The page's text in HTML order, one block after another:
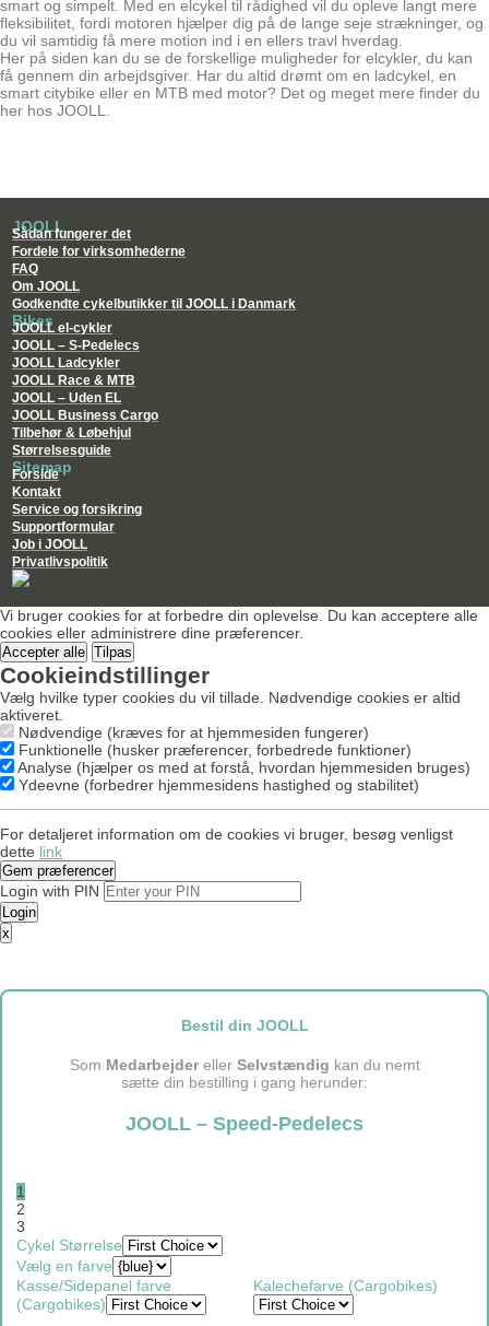
smart og simpelt. Med en elcykel til rådighed vil du opleve langt mere
fleksibilitet, fordi motoren hjælper dig på de lange seje strækninger, og
du vil samtidig få mere motion ind i en ellers travl hverdag.
Her på siden kan du se de forskellige muligheder for elcykler, du kan
få gennem din arbejdsgiver. Har du altid drømt om en ladcykel, en
smart citybike eller en MTB med motor? Det og meget mere finder du
her hos JOOLL.
JOOLL
Sådan fungerer det
Fordele for virksomhederne
FAQ
Om JOOLL
Godkendte cykelbutikker til JOOLL i Danmark
Bikes
JOOLL el-cykler
JOOLL – S-Pedelecs
JOOLL Ladcykler
JOOLL Race & MTB
JOOLL – Uden EL
JOOLL Business Cargo
Tilbehør & Løbehjul
Størrelsesguide
Sitemap
Forside
Kontakt
Service og forsikring
Supportformular
Job i JOOLL
Privatlivspolitik
Vi bruger cookies for at forbedre din oplevelse. Du kan acceptere alle
cookies eller administrere dine præferencer.
Accepter alle Tilpas
Cookieindstillinger
Vælg hvilke typer cookies du vil tillade. Nødvendige cookies er altid
aktiveret.
Nødvendige (kræves for at hjemmesiden fungerer)
Funktionelle (husker præferencer, forbedrede funktioner)
Analyse (hjælper os med at forstå, hvordan hjemmesiden bruges)
Ydeevne (forbedrer hjemmesidens hastighed og stabilitet)
For detaljeret information om de cookies vi bruger, besøg venligst
dette link
Gem præferencer
Login with PIN
Login
x
Bestil din JOOLL
Som Medarbejdereller Selvstændig kan du nemt
sætte din bestilling i gang herunder:
JOOLL – Speed-Pedelecs
1
2
3
Cykel Størrelse
Vælg en farve
Kasse/Sidepanel farve
(Cargobikes)
Kalechefarve (Cargobikes)